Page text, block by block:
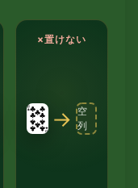
×置けない
→ 空
列